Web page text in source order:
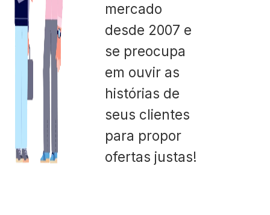
mercado
desde 2007 e
se preocupa
em ouvir as
histórias de
seus clientes
para propor
ofertas justas!